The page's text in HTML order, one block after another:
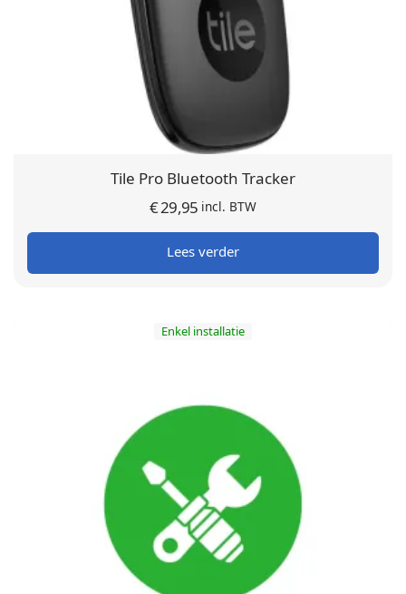
Tile Pro Bluetooth Tracker
€29,95 incl. BTW
Lees verder
Enkel installatie